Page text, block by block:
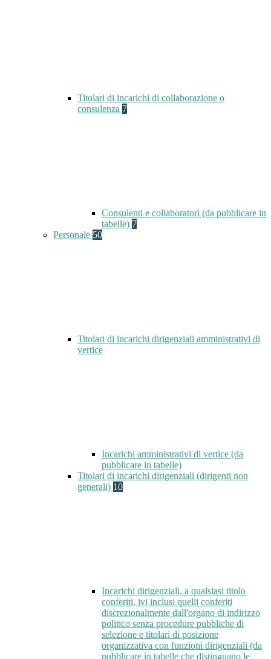
Titolari di incarichi di collaborazione o
consulenza 7
Consulenti e collaboratori (da pubblicare in
tabelle) 7
Personale 50
Titolari di incarichi dirigenziali amministrativi di
vertice
Incarichi amministrativi di vertice (da
pubblicare in tabelle)
Titolari di incarichi dirigenziali (dirigenti non
generali) 10
Incarichi dirigenziali, a qualsiasi titolo
conferiti, ivi inclusi quelli conferiti
discrezionalmente dall'organo di indirizzo
politico senza procedure pubbliche di
selezione e titolari di posizione
organizzativa con funzioni dirigenziali (da
pubblicare in tabelle che distinguano le